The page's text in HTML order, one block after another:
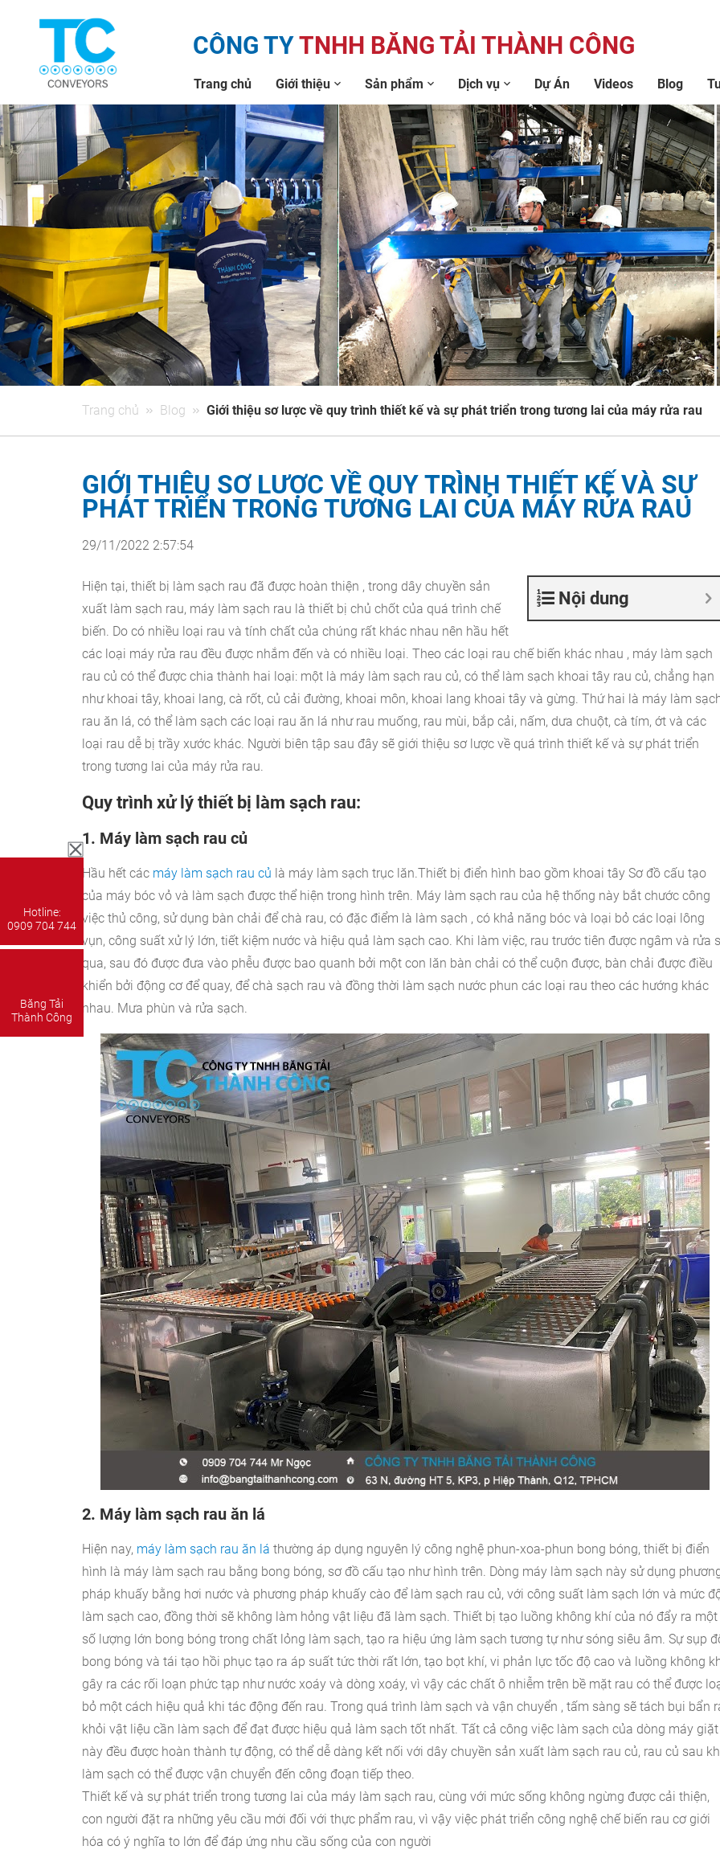
CÔNG TYTNHH BĂNG TẢI THÀNH CÔNG
Trang chủ Giới thiệu Sản phẩm Dịch vụ Dự Án Videos Blog
Trang chủ Blog Giới thiệu sơ lược về quy trình thiết kế và sự phát triển trong tương lai của máy rửa rau
GIỚI THIỆU SƠ LƯỢC VỀ QUY TRÌNH THIẾT KẾ VÀ SỰ
PHÁT TRIỂN TRONG TƯƠNG LAI CỦA MÁY RỬA RAU
29/11/2022 2:57:54
Nội dung
Hiện tại, thiết bị làm sạch rau đã được hoàn thiện , trong dây chuyền sản
xuất làm sạch rau, máy làm sạch rau là thiết bị chủ chốt của quá trình chế
biến. Do có nhiều loại rau và tính chất của chúng rất khác nhau nên hầu hết
các loại máy rửa rau đều được nhắm đến và có nhiều loại. Theo các loại rau chế biến khác nhau , máy làm sạch
rau củ có thể được chia thành hai loại: một là máy làm sạch rau củ, có thể làm sạch khoai tây rau củ, chẳng hạn
như khoai tây, khoai lang, cà rốt, củ cải đường, khoai môn, khoai lang khoai tây và gừng. Thứ hai là máy làm
rau ăn lá, có thể làm sạch các loại rau ăn lá như rau muống, rau mùi, bắp cải, nấm, dưa chuột, cà tím, ớt và các
loại rau dễ bị trầy xước khác. Người biên tập sau đây sẽ giới thiệu sơ lược về quá trình thiết kếvà sự phát triển
trong tương lai của máy rửa rau.
Quy trình xử lý thiết bị làm sạch rau:
1. Máy làm sạch rau củ
Hầu hết các máy làm sạch rau củ là máy làm sạch trục lăn.Thiết bị điển hình bao gồm khoai tây Sơ đồ cấu tạo
của máy bóc vỏ và làm sạch được thể hiện trong hình trên. Máy làm sạch rau của hệ thống này bắt chước công
việc thủ công, sử dụng bàn chải để chà rau, có đặc điểm là làm sạch , có khả năng bóc và loại bỏ các loại lông
vụn, công suất xử lý lớn, tiết kiệm nước và hiệu quả làm sạch cao. Khi làm việc, rau trước tiên được ngâm và rửa
qua, sau đó được đưa vào phễu được bao quanh bởi một con lăn bàn chải có thể cuộn được, bàn chải được điều
khiển bởi động cơ để quay, để chà sạch rau và đồng thời làm sạch nước phun các loại rau theo các hướng khác
nhau. Mưa phùn và rửa sạch.
2. Máy làm sạch rau ăn lá
Hiện nay, máy làm sạch rau ăn lá thường áp dụng nguyên lý công nghệ phun-xoa-phun bong bóng, thiết bị điển
hình là máy làm sạch rau bằng bong bóng, sơ đồ cấu tạo như hình trên. Dòng máy làm sạch này sử dụng
pháp khuấy bằng hơi nước và phương pháp khuấy cào để làm sạch rau củ, với công suất làm sạch lớn và mức
làm sạch cao, đồng thời sẽ không làm hỏng vật liệu đã làm sạch. Thiết bị tạo luồng không khí của nó đẩy ra một
số lượng lớn bong bóng trong chất lỏng làm sạch, tạo ra hiệu ứng làm sạch tương tự như sóng siêu âm. Sự sụp
bong bóng và tái tạo hồi phục tạo ra áp suất tức thời rất lớn, tạo bọt khí, vi phản lực tốc độ cao và luồng không
gây ra các rối loạn phức tạp như nước xoáy và dòng xoáy, vì vậy các chất ô nhiễm trên bề mặt rau có thể được
bỏ một cách hiệu quả khi tác động đến rau. Trong quá trình làm sạch và vận chuyển , tấm sàng sẽ tách bụi bẩn
khỏi vật liệu cần làm sạch để đạt được hiệu quả làm sạch tốt nhất. Tất cả công việc làm sạch của dòng máy giặt
này đều được hoàn thành tự động, có thể dễ dàng kết nối với dây chuyền sản xuất làm sạch rau củ, rau củ sau
làm sạch có thể được vận chuyển đến công đoạn tiếp theo.
Thiết kế và sự phát triển trong tương lai của máy làm sạch rau, cùng với mức sống không ngừng được cải thiện,
con người đặt ra những yêu cầu mới đối với thực phẩm rau, vì vậy việc phát triển công nghệ chế biến rau cơ giới
hóa có ý nghĩa to lớn để đáp ứng nhu cầu sống của con người
Hotline:
0909 704 744
Băng Tải
Thành Công